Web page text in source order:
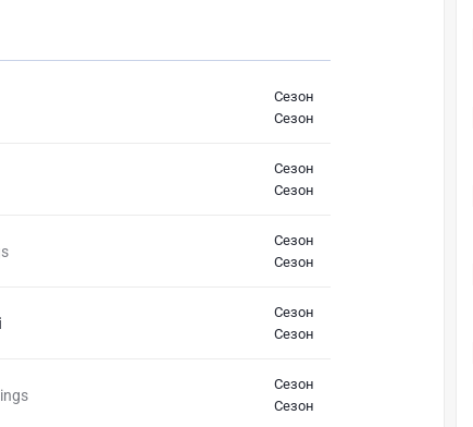
Сезон
Сезон
Сезон
Сезон
Сезон
Сезон
Сезон
Сезон
Сезон
Сезон